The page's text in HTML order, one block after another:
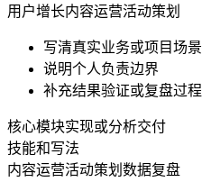
用户增长内容运营活动策划
写清真实业务或项目场景
说明个人负责边界
补充结果验证或复盘过程
核心模块实现或分析交付
技能和写法
内容运营活动策划 数据复盘